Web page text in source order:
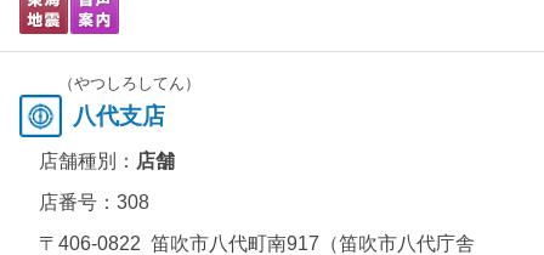
（やつしろしてん）
八代支店
店舗種別： 店舗
店番号：308
〒406-0822 笛吹市八代町南917（笛吹市八代庁舎